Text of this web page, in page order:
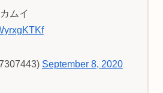
ムイ
September 8, 2020